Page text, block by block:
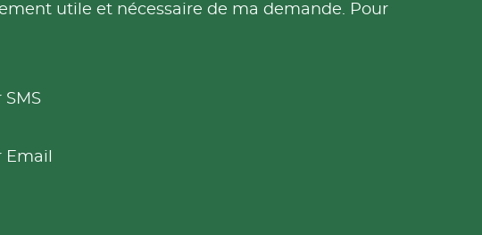
utile et nécessaire de ma demande. Pour